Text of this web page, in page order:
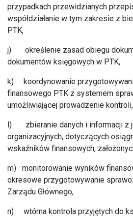
przypadkach przewidzianych
współdziałanie w tym zakresie z
PTK,
j) określenie zasad obiegu
dokumentów księgowych w PTK,
k) koordynowanie
finansowego PTK z systemem
umożliwiającej prowadzenie kontroli,
l) zbieranie danych i informacji z
organizacyjnych, dotyczących
wskaźników finansowych,
m) monitorowanie wyników
okresowe przygotowywanie
Zarządu Głównego,
n) wtórna kontrola przyjętych do